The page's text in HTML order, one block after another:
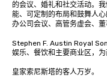
的会议、婚礼和社交活动。
能、可定制的布局和鼓舞人
办公司会议、高管务虚会、
Stephen F. Austin Royal
娱乐、餐饮和主要商业区，
皇家索尼斯塔的客人万岁。